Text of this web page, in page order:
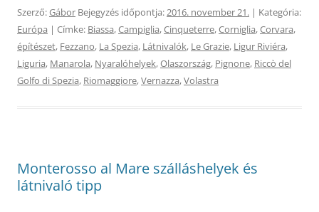
Szerző:Gábor Bejegyzés időpontja:2016. november 21. | Kategória:
Európa | Címke: Biassa,Campiglia,Cinqueterre,Corniglia,Corvara,
építészet, Fezzano, La Spezia, Látnivalók, Le Grazie, Ligur Riviéra,
Liguria, Manarola, Nyaralóhelyek,Olaszország, Pignone, Riccò del
Golfo di Spezia, Riomaggiore,Vernazza,Volastra
Monterosso al Mare szálláshelyek és
látnivaló tipp